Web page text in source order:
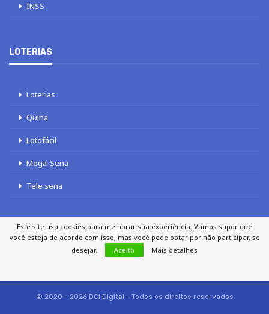
INSS
LOTERIAS
Loterias
Quina
Lotofácil
Mega-Sena
Tele sena
SOBRE NÓS AUTORES
FALE COM O JORNAL DCI
© 2020 - 2026 DCI Digital - Todos os direitos reservados
Este site usa cookies para melhorar sua experiência. Vamos supor que
você esteja de acordo com isso, mas você pode optar por não participar, se
desejar.
Aceito Mais detalhes